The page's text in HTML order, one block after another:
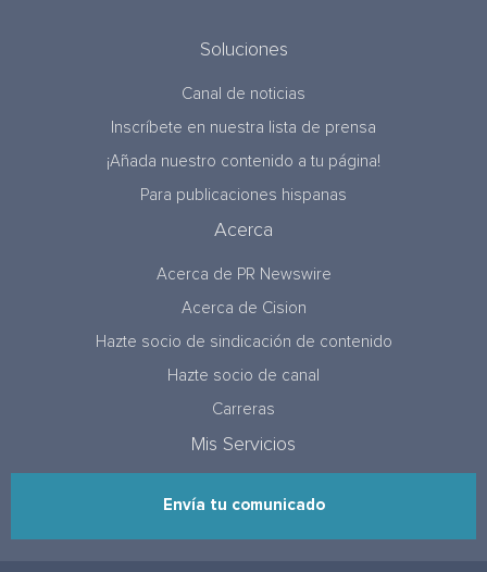
Soluciones
Canal de noticias
Inscríbete en nuestra lista de prensa
¡Añada nuestro contenido a tu página!
Para publicaciones hispanas
Acerca
Acerca de PR Newswire
Acerca de Cision
Hazte socio de sindicación de contenido
Hazte socio de canal
Carreras
Mis Servicios
Envía tu comunicado